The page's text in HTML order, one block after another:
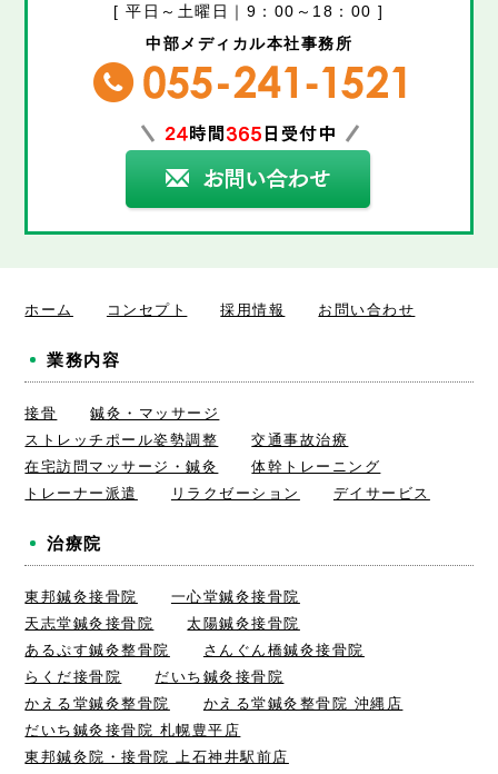
[ 平日～土曜日｜9：00～18：00 ]
中部メディカル本社事務所
ホーム コンセプト 採用情報 お問い合わせ
業務内容
接骨
鍼灸・マッサージ
ストレッチポール姿勢調整
交通事故治療
在宅訪問マッサージ・鍼灸
体幹トレーニング
トレーナー派遣
リラクゼーション デイサービス
治療院
東邦鍼灸接骨院
一心堂鍼灸接骨院
天志堂鍼灸接骨院
太陽鍼灸接骨院
あるぷす鍼灸整骨院
さんぐん橋鍼灸接骨院
らくだ接骨院
だいち鍼灸接骨院
かえる堂鍼灸整骨院
かえる堂鍼灸整骨院 沖縄店
だいち鍼灸接骨院 札幌豊平店
東邦鍼灸院・接骨院 上石神井駅前店